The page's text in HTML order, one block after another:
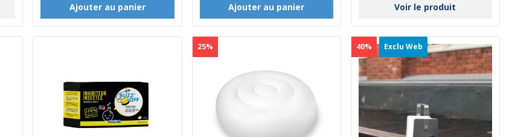
Ajouter au panier Ajouter au panier Voir le produit
25% 40% Exclu Web